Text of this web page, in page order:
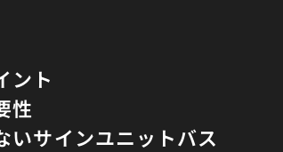
ント
性
いサインユニットバス